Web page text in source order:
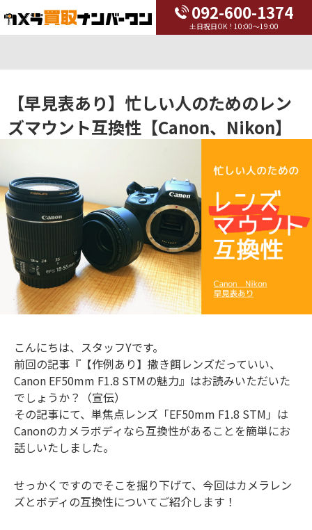
092-600-1374
土日祝日OK！10:00～19:00
【早見表あり】忙しい人のためのレン
ズマウント互換性【Canon、Nikon】
こんにちは、スタッフYです。
前回の記事『【作例あり】撒き餌レンズだっていい、
Canon EF50mm F1.8 STMの魅力』はお読みいただいた
でしょうか？（宣伝）
その記事にて、単焦点レンズ「EF50mm F1.8 STM」は
Canonのカメラボディなら互換性があることを簡単にお
話しいたしました。
せっかくですのでそこを掘り下げて、今回はカメラレン
ズとボディの互換性についてご紹介します！